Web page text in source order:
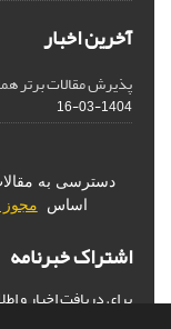
آخرین اخبار
پذیرش مقالات برتر
1404-03-16
دسترسی به
اساس مجوز
اشتراک خبرنامه
برای دریافت اخبار و